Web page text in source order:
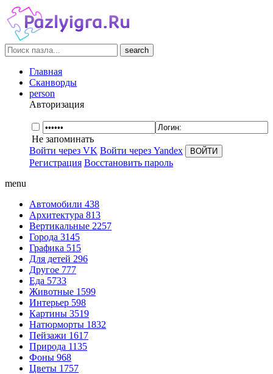
search
Главная
Сканворды
person
Авторизация
Не запоминать
Войти через VK Войти через Yandex
Регистрация Восстановить пароль
menu
Автомобили 438
Архитектура 813
Вертикальные 2257
Города 3145
Графика 515
Для детей 296
Другое 777
Еда 5733
Животные 1599
Интерьер 598
Картины 3519
Натюрморты 1832
Пейзажи 1617
Природа 1135
Фоны 968
Цветы 1757